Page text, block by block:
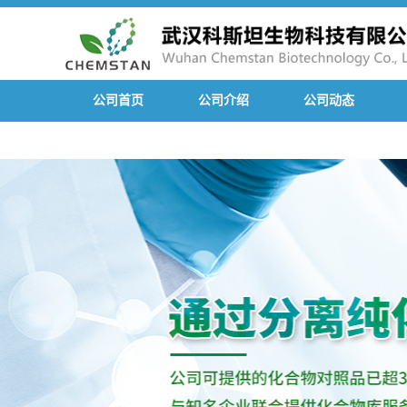
公司首页 公司介绍 公司动态